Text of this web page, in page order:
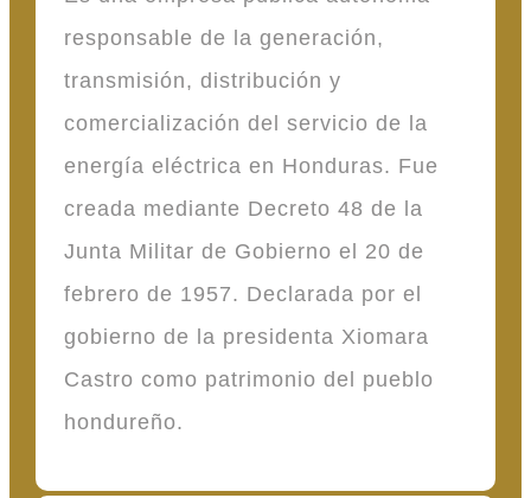
responsable de la generación,
transmisión, distribución y
comercialización del servicio de la
energía eléctrica en Honduras. Fue
creada mediante Decreto 48 de la
Junta Militar de Gobierno el 20 de
febrero de 1957. Declarada por el
gobierno de la presidenta Xiomara
Castro como patrimonio del pueblo
hondureño.